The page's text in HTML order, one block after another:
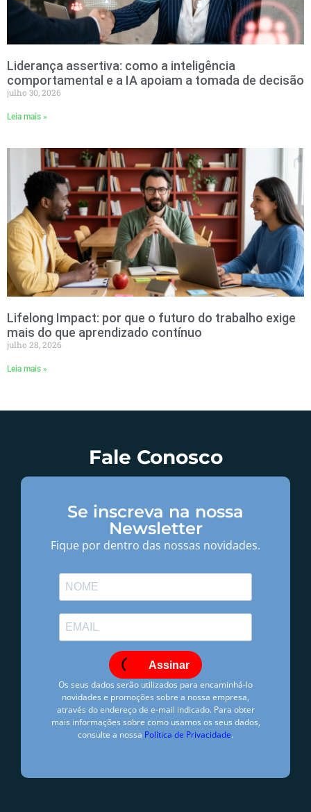
Liderança assertiva: como a inteligência
comportamental e a IA apoiam a tomada de decisão
julho 30, 2026
Leia mais »
Lifelong Impact: por que o futuro do trabalho exige
mais do que aprendizado contínuo
julho 28, 2026
Leia mais »
Fale Conosco
Se inscreva na nossa
Newsletter
Fique por dentro das nossas novidades.
Assinar
Os seus dados serão utilizados para encaminhá-lo
novidades e promoções sobre a nossa empresa,
através do endereço de e-mail indicado. Para obter
mais informações sobre como usamos os seus dados,
consulte a nossa Política de Privacidade.